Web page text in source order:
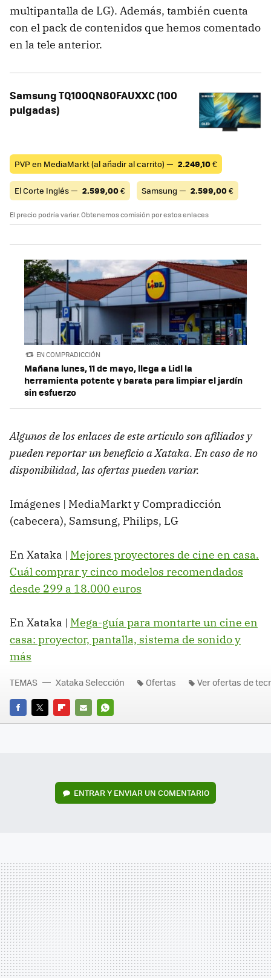
multipantalla de LG). Además, también cuenta
con el pack de contenidos que hemos comentado
en la tele anterior.
Samsung TQ100QN80FAUXXC (100
pulgadas)
PVP en MediaMarkt (al añadir al carrito) — 2.249,10€
El Corte Inglés — 2.599,00€ Samsung — 2.599,00€
El precio podría variar. Obtenemos comisión por estos enlaces
EN COMPRADICCIÓN
Mañana lunes, 11 de mayo, llega a Lidl la
herramienta potente y barata para limpiar el jardín
sin esfuerzo
Algunos de los enlaces de este artículo son afiliados y
pueden reportar un beneficio a Xataka. En caso de no
disponibilidad, las ofertas pueden variar.
Imágenes | MediaMarkt y Compradicción
(cabecera), Samsung, Philips, LG
En Xataka | Mejores proyectores de cine en casa.
Cuál comprar y cinco modelos recomendados
desde 299 a 18.000 euros
En Xataka | Mega-guía para montarte un cine en
casa: proyector, pantalla, sistema de sonido y
más
FACEBOOK
TWITTERFLIPBOARD
E-
WHATSAPP
TEMAS Xataka Selección Ofertas Ver ofertas de
ENTRAR Y ENVIAR UN COMENTARIO